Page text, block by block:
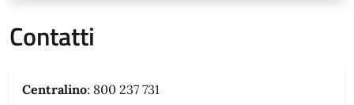
Contatti
Centralino: 800 237 731